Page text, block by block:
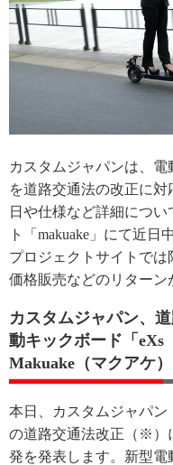
カスタムジャパンは、電
を道路交通法の改正に
日や仕様など詳細につ
ト「makuake」にて近日
プロジェクトサイトでは
価格販売などのリターン
カスタムジャパン、
動キックボード「eXs
Makuake（マクアケ
本日、カスタムジャパン
の道路交通法改正（※）
発を発表します。新型電